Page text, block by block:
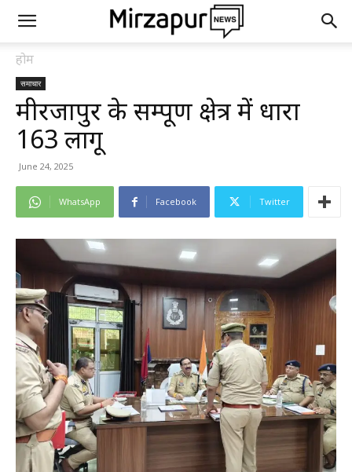
होम
समाचार
मीरजापुर के सम्पूर्ण क्षेत्र में धारा
163 लागू
June 24, 2025
WhatsApp Facebook Twitter